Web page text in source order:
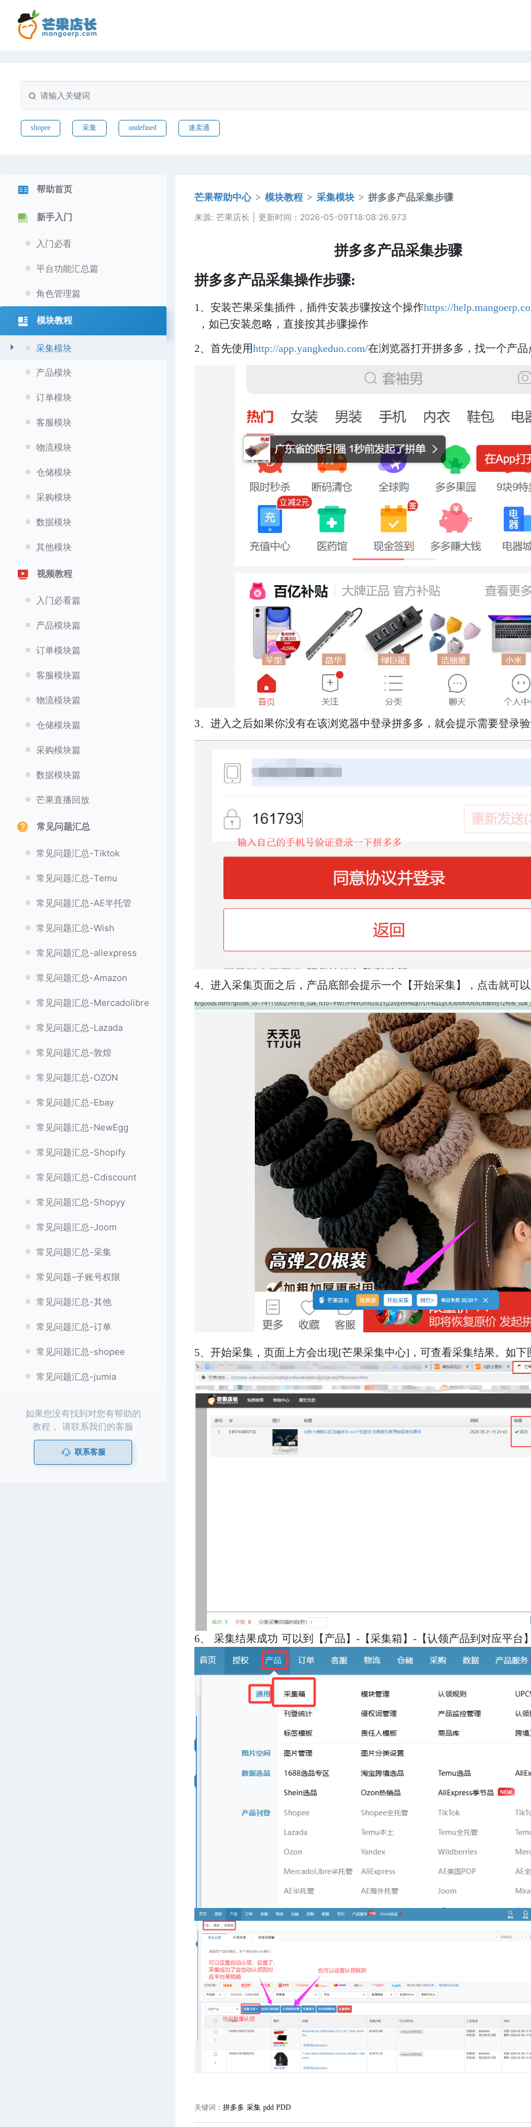
shopee 采集 undefined 速卖通
帮助首页
新手入门
入门必看
平台功能汇总篇
角色管理篇
模块教程
采集模块
产品模块
订单模块
客服模块
物流模块
仓储模块
采购模块
数据模块
其他模块
视频教程
入门必看篇
产品模块篇
订单模块篇
客服模块篇
物流模块篇
仓储模块篇
采购模块篇
数据模块篇
芒果直播回放
常见问题汇总
常见问题汇总-Tiktok
常见问题汇总-Temu
常见问题汇总-AE半托管
常见问题汇总-Wish
常见问题汇总-aliexpress
常见问题汇总-Amazon
常见问题汇总-Mercadolibre
常见问题汇总-Lazada
常见问题汇总-敦煌
常见问题汇总-OZON
常见问题汇总-Ebay
常见问题汇总-NewEgg
常见问题汇总-Shopify
常见问题汇总-Cdiscount
常见问题汇总-Shopyy
常见问题汇总-Joom
常见问题汇总-采集
常见问题-子账号权限
常见问题汇总-其他
常见问题汇总-订单
常见问题汇总-shopee
常见问题汇总-jumia
如果您没有找到对您有帮助的
教程， 请联系我们的客服
联系客服
芒果帮助中心 模块教程 采集模块
拼多多产品采集步骤
来源: 芒果店长 | 更新时间：2026-05-09T18:08:26.973
拼多多产品采集步骤
拼多多产品采集操作步骤:
1、安装芒果采集插件，插件安装步骤按这个操作https://
，如已安装忽略，直接按其步骤操作
2、首先使用http://app.yangkeduo.com/在浏览器打开拼多多，找一个产品
3、进入之后如果你没有在该浏览器中登录拼多多，就会提示需要登录
4、进入采集页面之后，产品底部会提示一个【开始采集】，点击就可
5、开始采集，页面上方会出现[芒果采集中心]，可查看采集结果。如下
6、 采集结果成功 可以到【产品】-【采集箱】-【认领产品到对应平台
关键词：拼多多 采集 pdd PDD